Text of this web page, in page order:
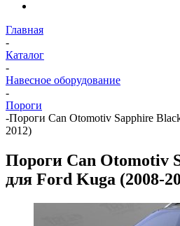
Главная
-
Каталог
-
Навесное оборудование
-
Пороги
-Пороги Can Otomotiv Sapphire
2012)
Пороги Can Otomotiv
для Ford Kuga (2008-